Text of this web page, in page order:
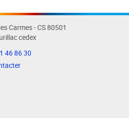
Carmes - CS 80501
cedex
46 86 30